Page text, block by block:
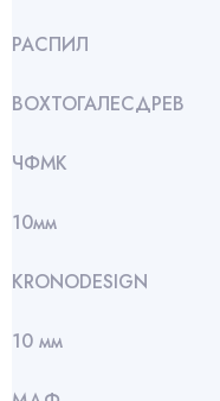
РАСПИЛ
ВОХТОГАЛЕСДРЕВ
ЧФМК
10мм
KRONODESIGN
10 мм